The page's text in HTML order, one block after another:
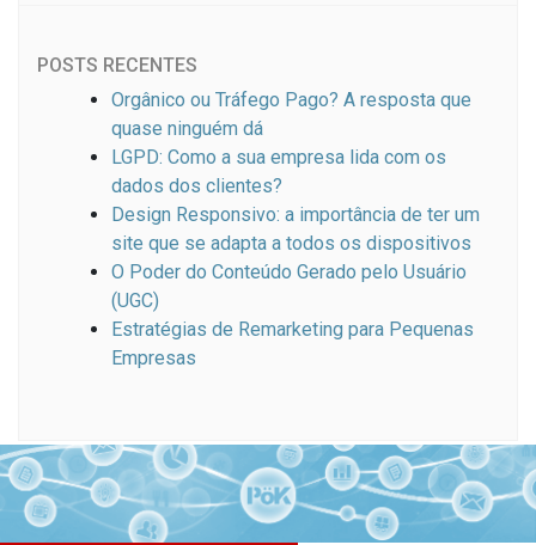
POSTS RECENTES
Orgânico ou Tráfego Pago? A resposta que
quase ninguém dá
LGPD: Como a sua empresa lida com os
dados dos clientes?
Design Responsivo: a importância de ter um
site que se adapta a todos os dispositivos
O Poder do Conteúdo Gerado pelo Usuário
(UGC)
Estratégias de Remarketing para Pequenas
Empresas